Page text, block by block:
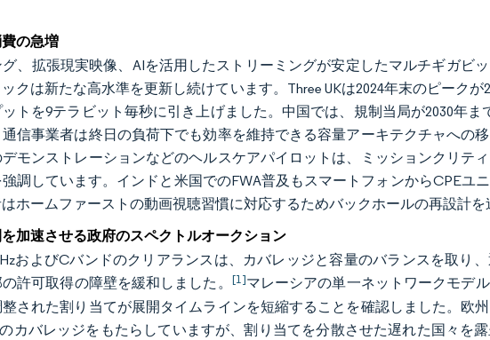
の急増
、拡張現実映像、AIを活用したストリーミングが安定したマルチギガビ
クは新たな高水準を更新し続けています。Three UKは2024年末のピーク
トを9テラビット毎秒に引き上げました。中国では、規制当局が2030年
信事業者は終日の負荷下でも効率を維持できる容量アーキテクチャへの
モンストレーションなどのヘルスケアパイロットは、ミッションクリテ
調しています。インドと米国でのFWA普及もスマートフォンからCPEユ
ホームファーストの動画視聴習慣に対応するためバックホールの再設計を
加速させる政府のスペクトルオークション
およびCバンドのクリアランスは、カバレッジと容量のバランスを取り
許可取得の障壁を緩和しました。 [1]マレーシアの単一ネットワークモデ
された割り当てが展開タイムラインを短縮することを確認しました。欧
のカバレッジをもたらしていますが、割り当てを分散させた遅れた国々を